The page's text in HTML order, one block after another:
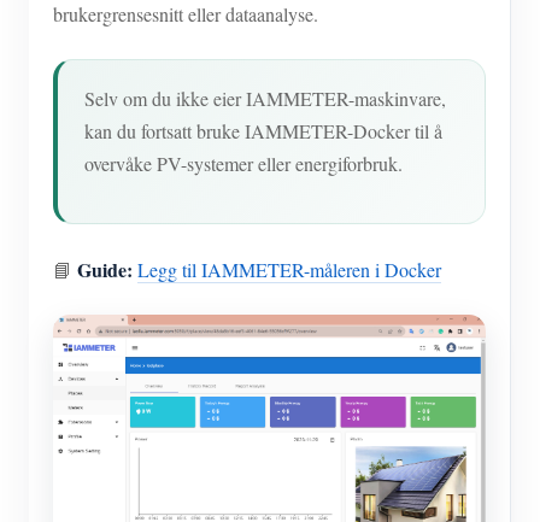
brukergrensesnitt eller dataanalyse.
Selv om du ikke eier IAMMETER-maskinvare,
kan du fortsatt bruke IAMMETER-Docker til å
overvåke PV-systemer eller energiforbruk.
📘 Guide: Legg til IAMMETER-måleren i Docker